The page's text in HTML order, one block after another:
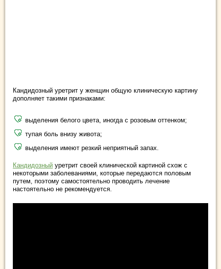
Кандидозный уретрит у женщин общую клиническую картину
дополняет такими признаками:
выделения белого цвета, иногда с розовым оттенком;
тупая боль внизу живота;
выделения имеют резкий неприятный запах.
Кандидозный уретрит своей клинической картиной схож с
некоторыми заболеваниями, которые передаются половым
путем, поэтому самостоятельно проводить лечение
настоятельно не рекомендуется.